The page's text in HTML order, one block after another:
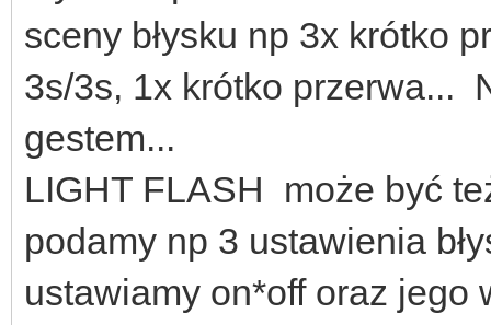
sceny błysku np 3x krótko
3s/3s, 1x krótko przerwa...
gestem...
LIGHT FLASH może być
podamy np 3 ustawienia
ustawiamy on*off oraz jego